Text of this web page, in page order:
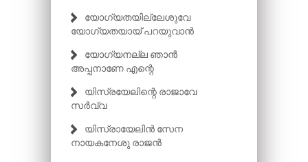
യോഗ്യതയില്ലേശുവേ
യോഗ്യതയായ് പറയുവാൻ
യോഗ്യനല്ല ഞാൻ
അപ്പനാണേ എന്റെ
യിസ്രയേലിന്റെ രാജാവേ
സർവ്വ
യിസ്രായേലിൻ സേന
നായകനേശു രാജൻ